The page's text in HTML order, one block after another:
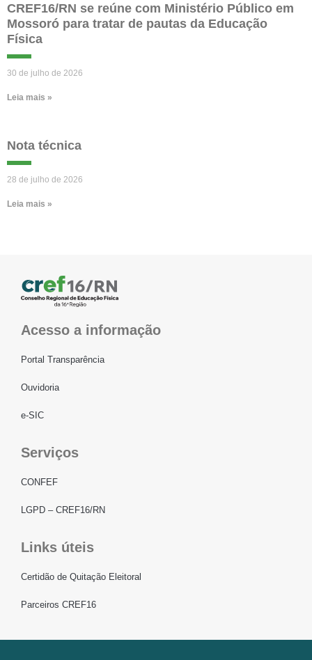
CREF16/RN se reúne com Ministério Público em
Mossoró para tratar de pautas da Educação
Física
30 de julho de 2026
Leia mais »
Nota técnica
28 de julho de 2026
Leia mais »
Acesso a informação
Portal Transparência
Ouvidoria
e-SIC
Serviços
CONFEF
LGPD – CREF16/RN
Links úteis
Certidão de Quitação Eleitoral
Parceiros CREF16